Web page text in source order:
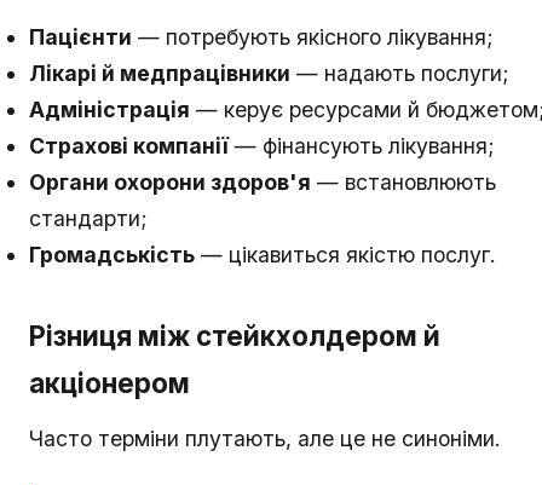
Пацієнти — потребують якісного лікування;
Лікарі й медпрацівники — надають послуги;
Адміністрація — керує ресурсами й
Страхові компанії— фінансують лікування;
Органи охорони здоров'я — встановлюють
стандарти;
Громадськість — цікавиться якістю послуг.
Різниця між стейкхолдером й
акціонером
Часто терміни плутають, але це не синоніми.